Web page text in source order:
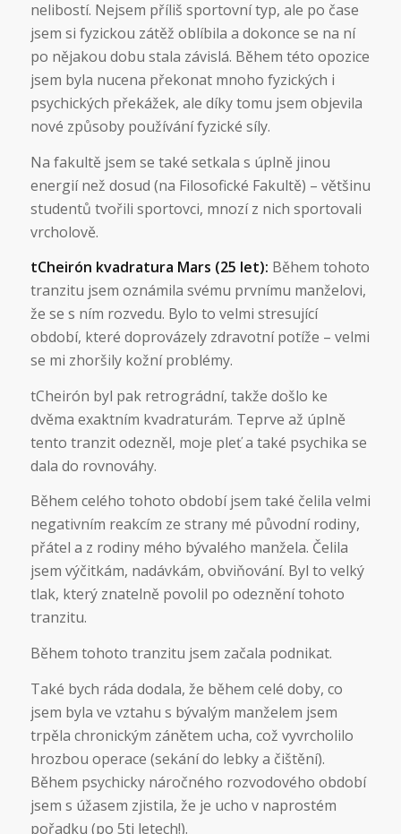
nelibostí. Nejsem příliš sportovní typ, ale po čase
jsem si fyzickou zátěž oblíbila a dokonce se na ní
po nějakou dobu stala závislá. Během této opozice
jsem byla nucena překonat mnoho fyzických i
psychických překážek, ale díky tomu jsem objevila
nové způsoby používání fyzické síly.
Na fakultě jsem se také setkala s úplně jinou
energií než dosud (na Filosofické Fakultě) – většinu
studentů tvořili sportovci, mnozí z nich sportovali
vrcholově.
tCheirón kvadratura Mars (25 let): Během tohoto
tranzitu jsem oznámila svému prvnímu manželovi,
že se s ním rozvedu. Bylo to velmi stresující
období, které doprovázely zdravotní potíže – velmi
se mi zhoršily kožní problémy.
tCheirón byl pak retrográdní, takže došlo ke
dvěma exaktním kvadraturám. Teprve až úplně
tento tranzit odezněl, moje pleť a také psychika se
dala do rovnováhy.
Během celého tohoto období jsem také čelila velmi
negativním reakcím ze strany mé původní rodiny,
přátel a z rodiny mého bývalého manžela. Čelila
jsem výčitkám, nadávkám, obviňování. Byl to velký
tlak, který znatelně povolil po odeznění tohoto
tranzitu.
Během tohoto tranzitu jsem začala podnikat.
Také bych ráda dodala, že během celé doby, co
jsem byla ve vztahu s bývalým manželem jsem
trpěla chronickým zánětem ucha, což vyvrcholilo
hrozbou operace (sekání do lebky a čištění).
Během psychicky náročného rozvodového období
jsem s úžasem zjistila, že je ucho v naprostém
pořadku (po 5ti letech!).